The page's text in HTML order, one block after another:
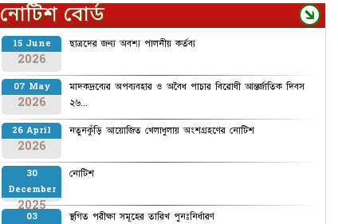
নোটিশ বোর্ড
15 June
2026
ছাত্রদের জন্য অবশ্য পালনীয় কর্তব্য
07 May
2026
মাদকদ্রব্যের অপব্যবহার ও অবৈধ পাচার বিরোধী আন্তর্জাতিক দিবস
২৬...
26 April
2026
নতুনকুঁড়ি আয়োজিত খেলাধুলায় অংশগ্রহণের নোটিশ
30
December
2025
নোটিশ
03
স্থগিত পরীক্ষা সমূহের তারিখ পুনঃনির্ধারণ